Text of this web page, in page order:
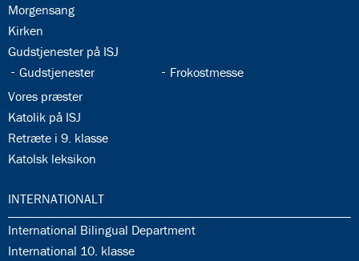
35.2:
Morgensang
35.3:
Kirken
35.4:
Gudstjenester på ISJ
35.5:
Gudstjenester 35.6:
Frokostmesse
35.7:
Vores præster
35.8:
Katolik på ISJ
35.9:
Retræte i 9. klasse
35.10:
Katolsk leksikon
36.0:
INTERNATIONALT
36.1:
International Bilingual Department
36.2:
International 10. klasse